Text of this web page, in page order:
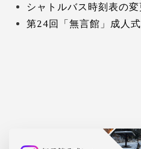
シャトルバス時刻表の
第24回「無言館」成人